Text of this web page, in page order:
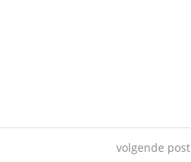
volgende post